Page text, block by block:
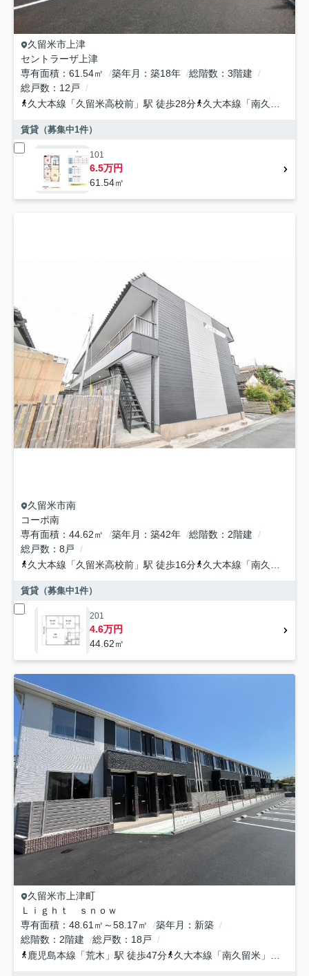
久留米市上津
セントラーザ上津
専有面積
61.54㎡ 築年月 築18年 総階数
3階建
総戸数
12戸
久大本線 「久留米高校前 」駅 徒歩28分 久大本線 「南久留米
賃貸（募集中1件）
101
6.5万円
61.54㎡
久留米市南
コーポ南
専有面積
44.62㎡ 築年月 築42年 総階数
2階建
総戸数
8戸
久大本線 「久留米高校前 」駅 徒歩16分 久大本線 「南久留米
賃貸（募集中1件）
201
4.6万円
44.62㎡
久留米市上津町
Ｌｉｇｈｔ ｓｎｏｗ
専有面積
48.61㎡～58.17㎡ 築年月
新築
総階数
2階建 総戸数
18戸
鹿児島本線 「荒木 」駅 徒歩47分 久大本線 「南久留米 」駅 徒歩52分